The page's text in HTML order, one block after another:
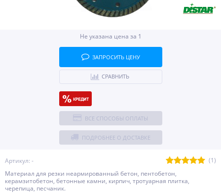
Артикул: -
(1)
Материал для резки неармированный бетон, пентобетон,
керамзитобетон, бетонные камни, кирпич, тротуарная плитка,
черепица, песчаник.
Не указана цена за 1
ЗАПРОСИТЬ ЦЕНУ
СРАВНИТЬ
ВСЕ СПОСОБЫ ОПЛАТЫ
ПОДРОБНЕЕ О ДОСТАВКЕ